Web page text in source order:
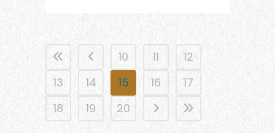
10 11
12
13
14 15 16
17
18
19 20